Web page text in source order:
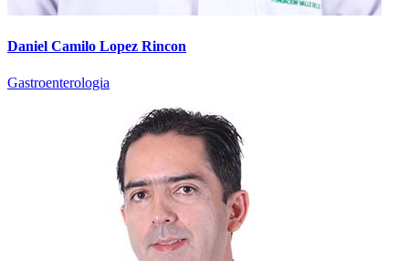
Daniel Camilo Lopez Rincon
Gastroenterologia